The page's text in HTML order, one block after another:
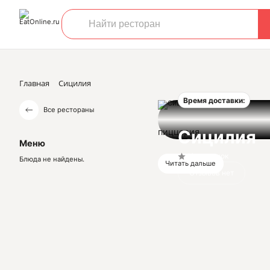
Главная Сицилия
Все рестораны
Меню
Блюда не найдены.
Время доставки:
Сицилия
пиццерия
Читать дальше